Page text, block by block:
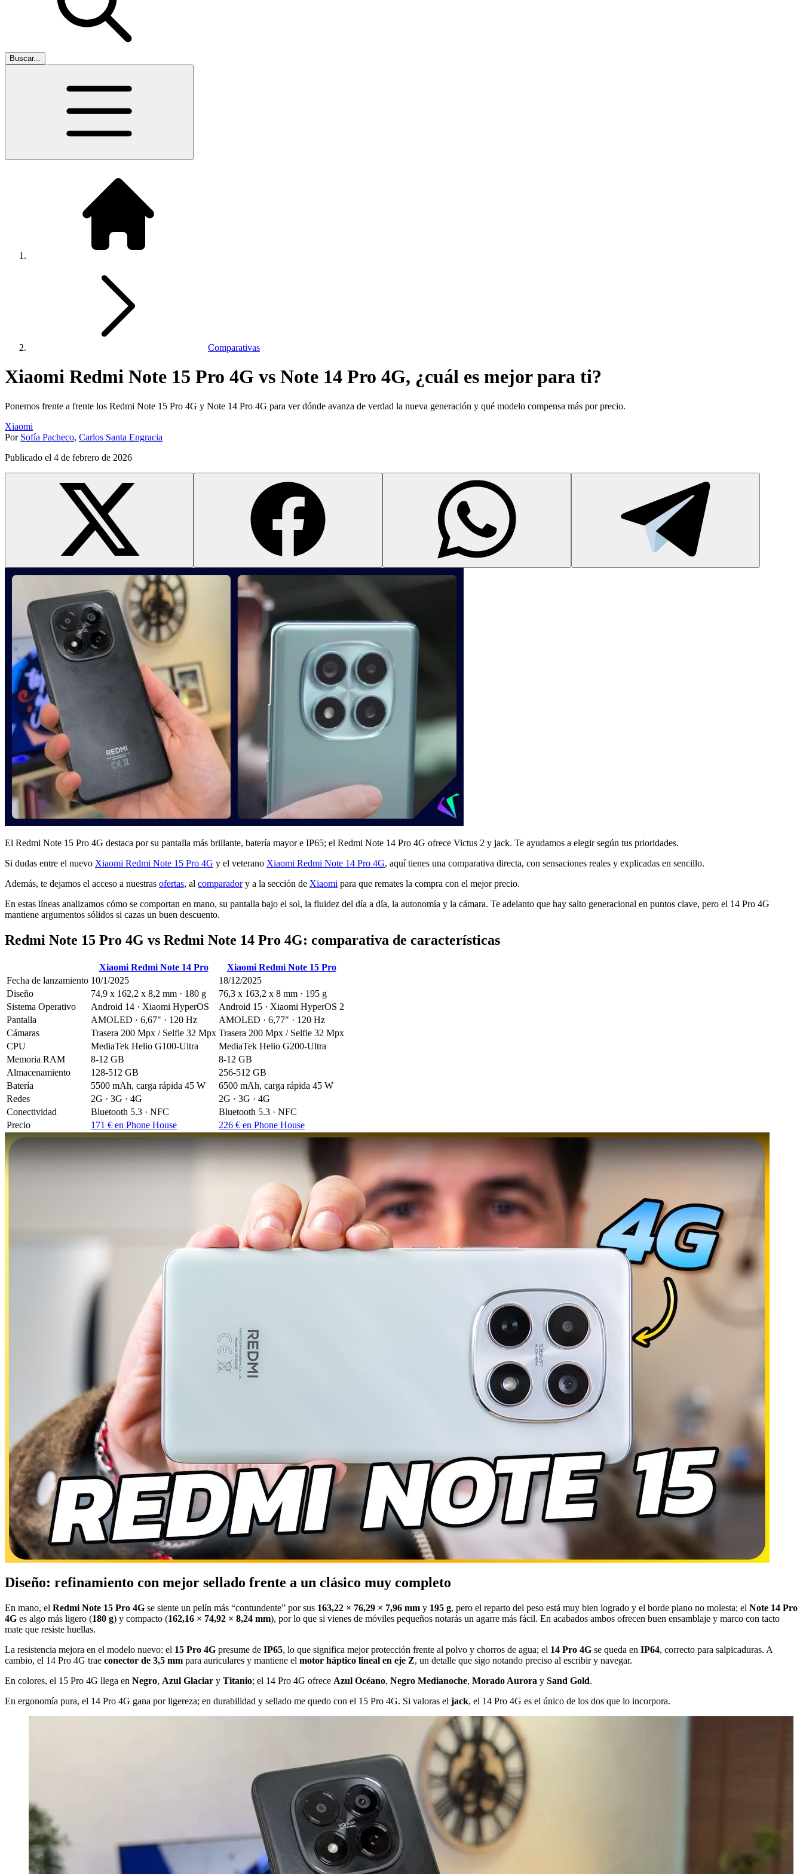
Buscar...
Comparativas
Xiaomi Redmi Note 15 Pro 4G vs Note 14 Pro 4G, ¿cuál es mejor para ti?
Ponemos frente a frente los Redmi Note 15 Pro 4G y Note 14 Pro 4G para ver dónde avanza de verdad la nueva generación y qué modelo compensa más por precio.
Xiaomi
Por Sofía Pacheco, Carlos Santa Engracia
Publicado el 4 de febrero de 2026
El Redmi Note 15 Pro 4G destaca por su pantalla más brillante, batería mayor e IP65; el Redmi Note 14 Pro 4G ofrece Victus 2 y jack. Te ayudamos a elegir según tus prioridades.
Si dudas entre el nuevo Xiaomi Redmi Note 15 Pro 4G y el veterano Xiaomi Redmi Note 14 Pro 4G, aquí tienes una comparativa directa, con sensaciones reales y explicadas en sencillo.
Además, te dejamos el acceso a nuestras ofertas, al comparadory a la sección de Xiaomi para que remates la compra con el mejor precio.
En estas líneas analizamos cómo se comportan en mano, su pantalla bajo el sol, la fluidez del día a día, la autonomía y la cámara. Te adelanto que hay salto generacional en puntos clave, pero el 14 Pro 4G
mantiene argumentos sólidos si cazas un buen descuento.
Redmi Note 15 Pro 4G vs Redmi Note 14 Pro 4G: comparativa de características
Xiaomi Redmi Note 14 Pro
Xiaomi Redmi Note 15 Pro
Fecha de lanzamiento 10/1/2025
18/12/2025
Diseño
74,9 x 162,2 x 8,2 mm · 180 g
76,3 x 163,2 x 8 mm · 195 g
Sistema Operativo
Android 14 · Xiaomi HyperOS
Android 15 · Xiaomi HyperOS 2
Pantalla
AMOLED · 6,67" · 120 Hz
AMOLED · 6,77" · 120 Hz
Cámaras
Trasera 200 Mpx / Selfie 32 Mpx Trasera 200 Mpx / Selfie 32 Mpx
CPU
MediaTek Helio G100-Ultra
MediaTek Helio G200-Ultra
Memoria RAM
8-12 GB
8-12 GB
Almacenamiento
128-512 GB
256-512 GB
Batería
5500 mAh, carga rápida 45 W
6500 mAh, carga rápida 45 W
Redes
2G · 3G · 4G
2G · 3G · 4G
Conectividad
Bluetooth 5.3 · NFC
Bluetooth 5.3 · NFC
Precio
171 € en Phone House 226 € en Phone House
Diseño: refinamiento con mejor sellado frente a un clásico muy completo
En mano, el Redmi Note 15 Pro 4G se siente un pelín más “contundente” por sus 163,22 × 76,29 × 7,96 mm y 195 g, pero el reparto del peso está muy bien logrado y el borde plano no molesta; el Note 14 Pro
4G es algo más ligero (180 g) y compacto (162,16 × 74,92 × 8,24 mm), por lo que si vienes de móviles pequeños notarás un agarre más fácil. En acabados ambos ofrecen buen ensamblaje y marco con tacto
mate que resiste huellas.
La resistencia mejora en el modelo nuevo: el 15 Pro 4G presume de IP65, lo que significa mejor protección frente al polvo y chorros de agua; el 14 Pro 4G se queda en IP64, correcto para salpicaduras. A
cambio, el 14 Pro 4G trae conector de 3,5 mm para auriculares y mantiene el motor háptico lineal en eje Z, un detalle que sigo notando preciso al escribir y navegar.
En colores, el 15 Pro 4G llega en Negro, Azul Glaciar y Titanio; el 14 Pro 4G ofrece Azul Océano, Negro Medianoche, Morado Aurora y Sand Gold.
En ergonomía pura, el 14 Pro 4G gana por ligereza; en durabilidad y sellado me quedo con el 15 Pro 4G. Si valoras el jack, el 14 Pro 4G es el único de los dos que lo incorpora.